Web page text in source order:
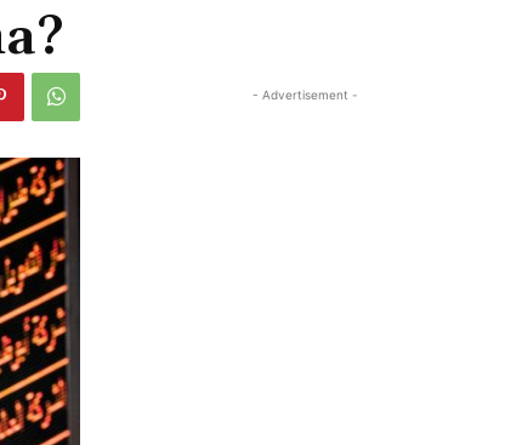
- Advertisement -